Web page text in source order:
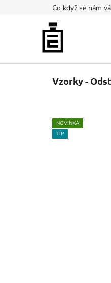
Co když se nám
Vzorky -
NOVINKA
TIP